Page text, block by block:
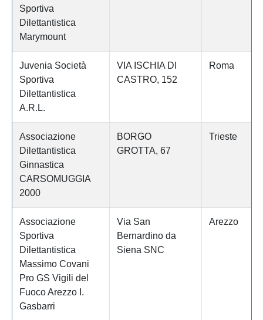
Sportiva
Dilettantistica
Marymount
Juvenia Società
Sportiva
Dilettantistica
A.R.L.
VIA ISCHIA DI
CASTRO, 152
Roma
Associazione
Dilettantistica
Ginnastica
CARSOMUGGIA
2000
BORGO
GROTTA, 67
Trieste
Associazione
Sportiva
Dilettantistica
Massimo Covani
Pro GS Vigili del
Fuoco Arezzo I.
Gasbarri
Via San
Bernardino da
Siena SNC
Arezzo